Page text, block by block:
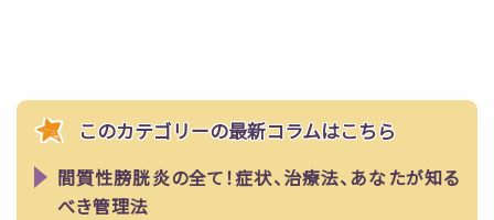
このカテゴリーの最新コラムはこちら
間質性膀胱炎の全て！症状、治療法、あなたが知る
べき管理法